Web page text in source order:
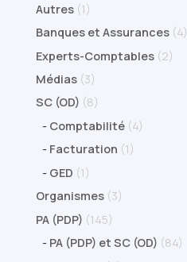
Autres (1)
Banques et Assurances (4)
Experts-Comptables (2)
Médias (3)
SC (OD) (8)
- Comptabilité (4)
- Facturation (1)
- GED (1)
Organismes (3)
PA (PDP) (145)
- PA (PDP) et SC (OD) (84)